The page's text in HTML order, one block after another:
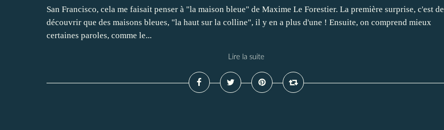
San Francisco, cela me faisait penser à "la maison bleue" de Maxime Le Forestier. La première surprise, c'est de
découvrir que des maisons bleues, "la haut sur la colline", il y en a plus d'une ! Ensuite, on comprend mieux
certaines paroles, comme le...
Lire la suite